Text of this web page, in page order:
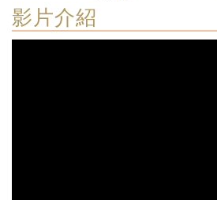
影片介紹